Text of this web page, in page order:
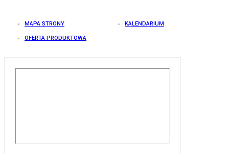
MAPA STRONY KALENDARIUM
OFERTA PRODUKTOWA